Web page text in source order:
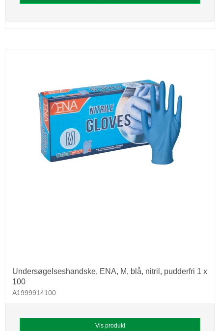
Undersøgelseshandske, ENA, M, blå, nitril, pudderfri 1 x
100
A1999914100
Vis produkt